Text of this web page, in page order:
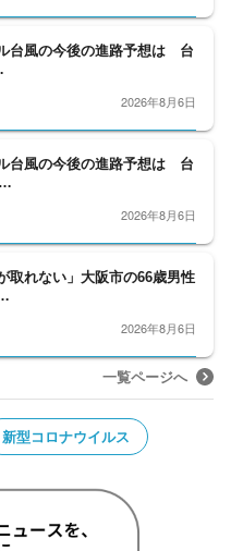
台風の今後の進路予想は 台
2026年8月6日
台風の今後の進路予想は 台
2026年8月6日
取れない」大阪市の66歳男性
2026年8月6日
一覧ページへ
新型コロナウイルス